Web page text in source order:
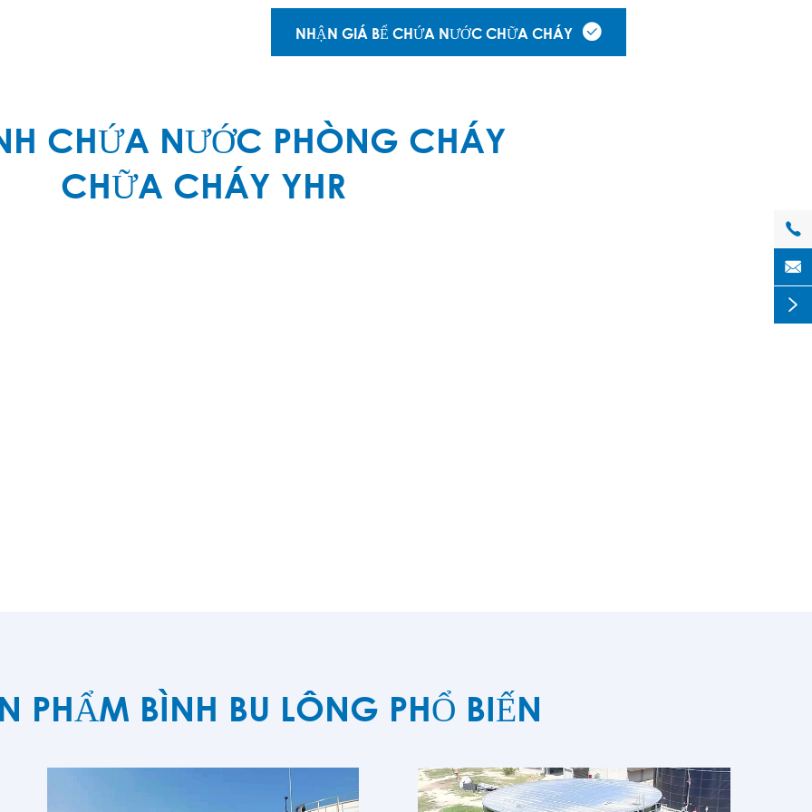
NHẬN GIÁ BỂ CHỨA NƯỚC CHỮA CHÁY 
CHỨA NƯỚC PHÒNG CHÁY
CHỮA CHÁY YHR
PHẨM BÌNH BU LÔNG PHỔ BIẾN


